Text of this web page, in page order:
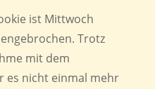
ist Mittwoch
Trotz
mit dem
es nicht einmal mehr